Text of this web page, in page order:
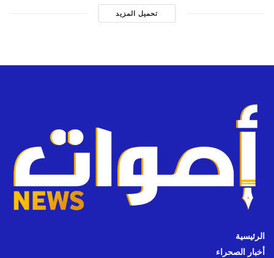
تحميل المزيد
الرئيسية
أخبار الصحراء